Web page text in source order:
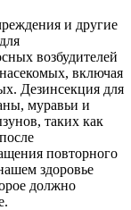
и другие
возбудителей
включая
Дезинсекция для
муравьи и
таких как
повторного
здоровье
должно